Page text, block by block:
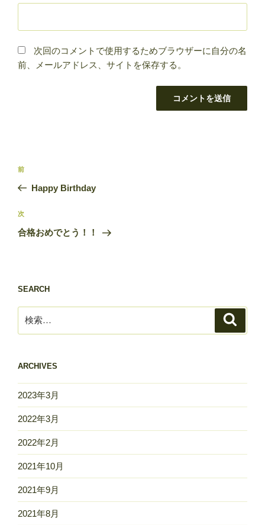
次回のコメントで使用するためブラウザーに自分の名
前、メールアドレス、サイトを保存する。
投
ナ
ビ
ゲ
ン
前
の
稿
前
Happy Birthday
次
の
次
合格おめでとう！！
SEARCH
索:
ARCHIVES
2023年3月
2022年3月
2022年2月
2021年10月
2021年9月
2021年8月